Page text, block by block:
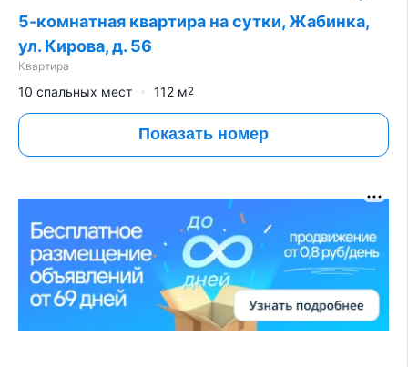
5-комнатная квартира на сутки, Жабинка,
ул. Кирова, д. 56
Квартира
10 спальных мест 112 м2
Показать номер